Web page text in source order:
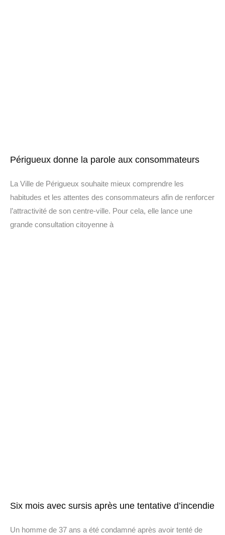
Périgueux donne la parole aux consommateurs
La Ville de Périgueux souhaite mieux comprendre les
habitudes et les attentes des consommateurs afin de renforcer
l’attractivité de son centre-ville. Pour cela, elle lance une
grande consultation citoyenne à
Six mois avec sursis après une tentative d’incendie
Un homme de 37 ans a été condamné après avoir tenté de